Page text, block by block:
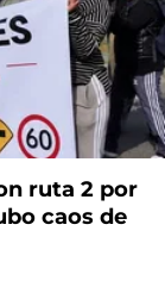
ruta 2 por
caos de